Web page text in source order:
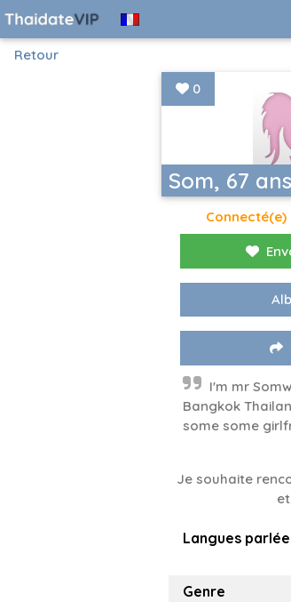
Retour
Som, 67 ans
0
Connecté(e)
I'm mr
Bangkok
some some
Je souhaite
Langues
Genre